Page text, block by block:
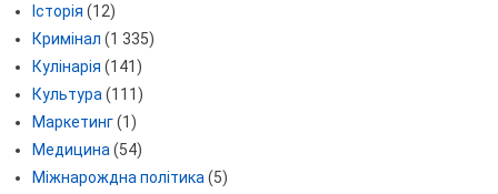
Історія (12)
Кримінал (1 335)
Кулінарія (141)
Культура (111)
Маркетинг(1)
Медицина (54)
Міжнарождна політика (5)